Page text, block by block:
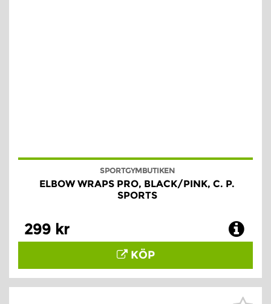
SPORTGYMBUTIKEN
ELBOW WRAPS PRO, BLACK/PINK, C. P.
SPORTS
299 kr
KÖP